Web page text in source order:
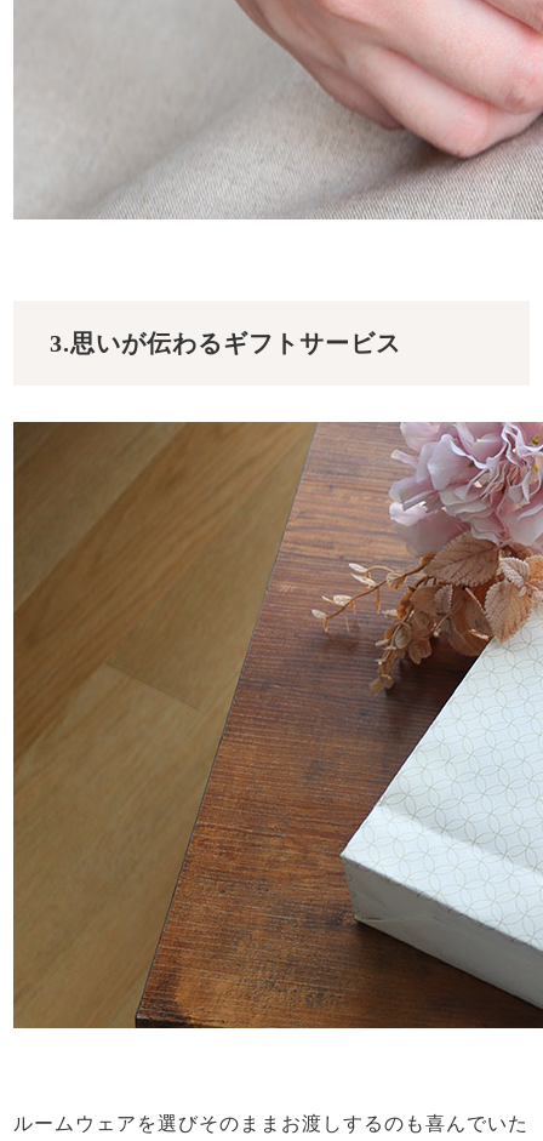
3.思いが伝わるギフトサービス
ルームウェアを選びそのままお渡しするのも喜んでいた